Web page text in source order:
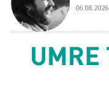
06.08.2026